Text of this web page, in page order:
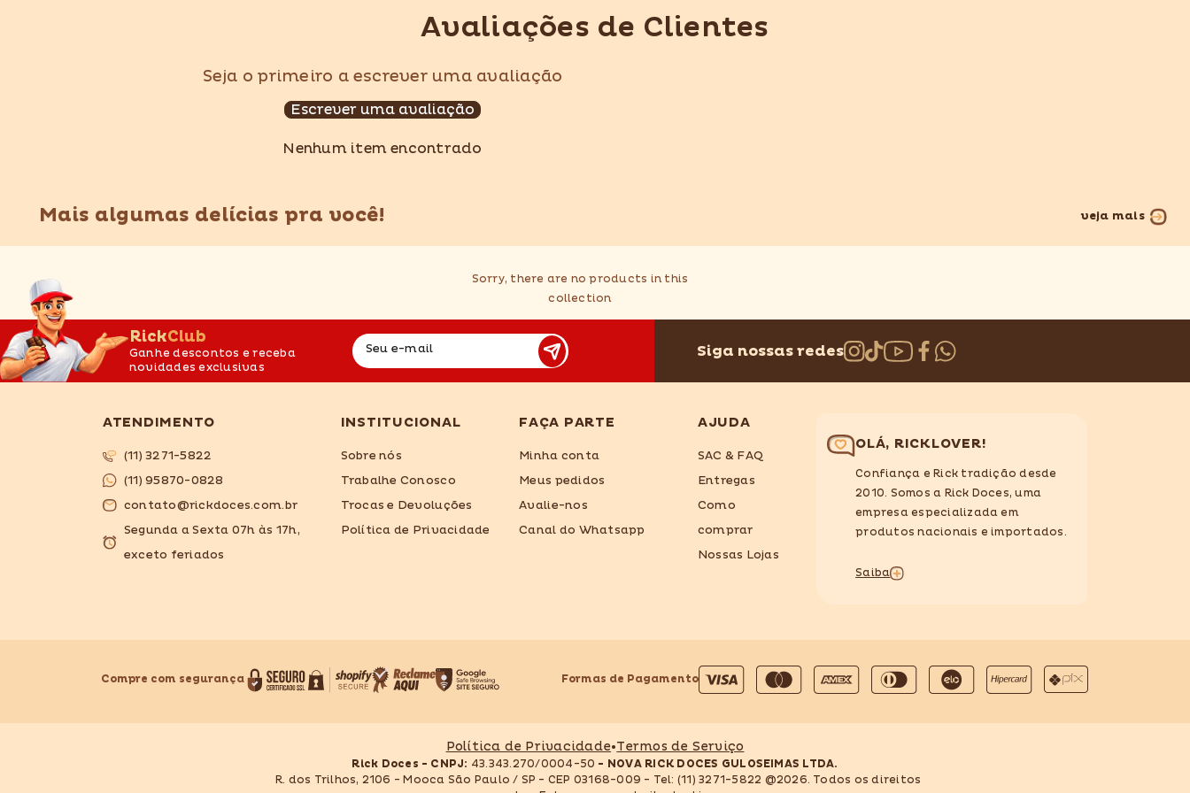
Compartilhar
Avaliações de Clientes
Seja o primeiro a escrever uma avaliação
Escrever uma avaliação
Nenhum item encontrado
Mais algumas delícias pra você! veja mais
Sorry, there are no products in this
collection
RickClub
Ganhe descontos e receba
novidades exclusivas
Seu e-mail Siga nossas redes
ATENDIMENTO
(11) 3271-5822
(11) 95870-0828
contato@rickdoces.com.br
Segunda a Sexta 07h às 17h,
exceto feriados
INSTITUCIONAL
Sobre nós
Trabalhe Conosco
Trocas e Devoluções
Política de Privacidade
FAÇA PARTE
Minha conta
Meus pedidos
Avalie-nos
Canal do Whatsapp
AJUDA
SAC & FAQ
Entregas
Como
comprar
Nossas Lojas
OLÁ, RICKLOVER!
Confiança e Rick tradição desde
2010. Somos a Rick Doces, uma
empresa especializada em
produtos nacionais e importados.
Saiba
Compre com segurança Formas de Pagamento
Política de Privacidade•Termos de Serviço
Rick Doces - CNPJ: 43.343.270/0004-50 - NOVA RICK DOCES GULOSEIMAS LTDA.
R. dos Trilhos, 2106 - Mooca São Paulo / SP - CEP 03168-009 - Tel: (11) 3271-5822 @2026. Todos os direitos